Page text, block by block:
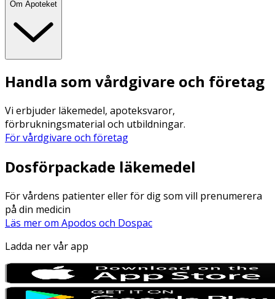
Om Apoteket
Handla som vårdgivare och företag
Vi erbjuder läkemedel, apoteksvaror,
förbrukningsmaterial och utbildningar.
För vårdgivare och företag
Dosförpackade läkemedel
För vårdens patienter eller för dig som vill prenumerera
på din medicin
Läs mer om Apodos och Dospac
Ladda ner vår app